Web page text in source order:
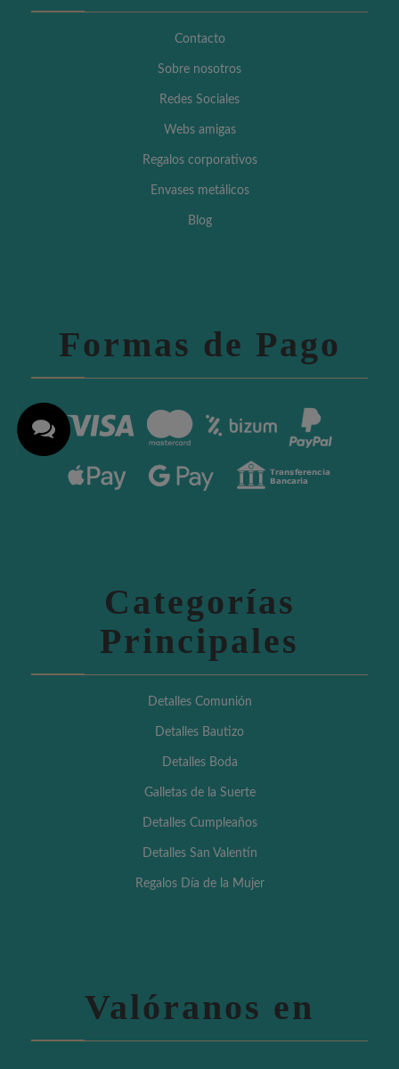
Contacto
Sobre nosotros
Redes Sociales
Webs amigas
Regalos corporativos
Envases metálicos
Blog
Formas de Pago
Categorías
Principales
Detalles Comunión
Detalles Bautizo
Detalles Boda
Galletas de la Suerte
Detalles Cumpleaños
Detalles San Valentín
Regalos Día de la Mujer
Valóranos en